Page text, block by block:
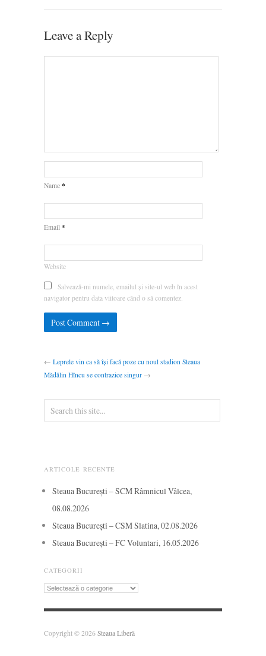
Leave a Reply
Name *
Email *
Website
Salvează-mi numele, emailul și site-ul web în acest
navigator pentru data viitoare când o să comentez.
← Leprele vin ca să își facă poze cu noul stadion Steaua
Mădălin Hîncu se contrazice singur →
ARTICOLE RECENTE
Steaua București – SCM Râmnicul Vâlcea,
08.08.2026
Steaua București – CSM Slatina, 02.08.2026
Steaua București – FC Voluntari, 16.05.2026
CATEGORII
Categorii
Copyright © 2026 Steaua Liberă